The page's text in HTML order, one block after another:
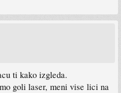
ti kako izgleda.
goli laser, meni vise lici na